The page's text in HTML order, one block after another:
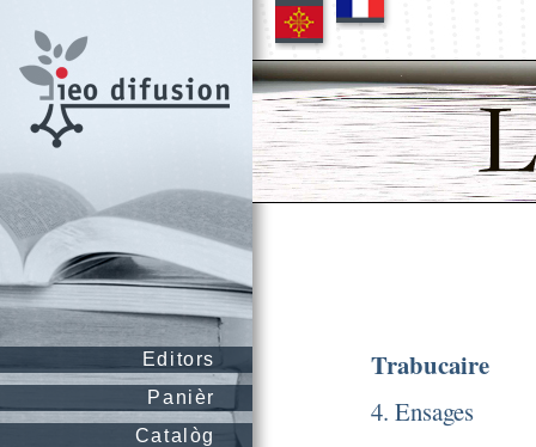
Editors
Panièr
Catalòg
Trabucaire
4. Ensages